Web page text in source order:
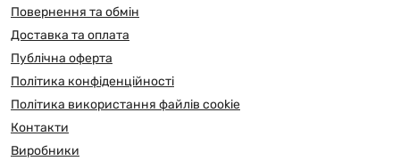
Повернення та обмін
Доставка та оплата
Публічна оферта
Політика конфіденційності
Політика використання файлів cookie
Контакти
Виробники